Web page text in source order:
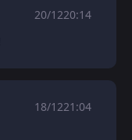
20/1220:14
18/1221:04